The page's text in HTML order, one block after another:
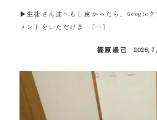
▶生徒さん達へもし良かったら、Google
メントをいただけま […]
篠原遙己